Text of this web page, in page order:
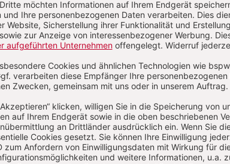
Diesen Artikel jetzt lesen!